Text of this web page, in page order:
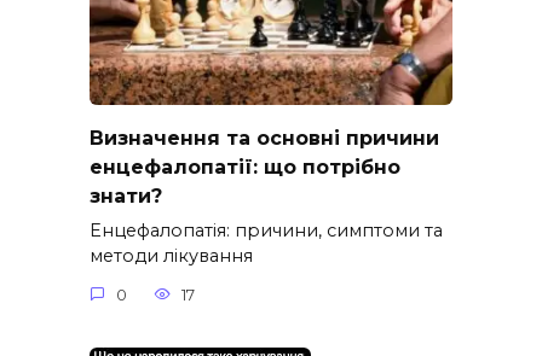
Визначення та основні причини
енцефалопатії: що потрібно
знати?
Енцефалопатія: причини, симптоми та
методи лікування
0 17